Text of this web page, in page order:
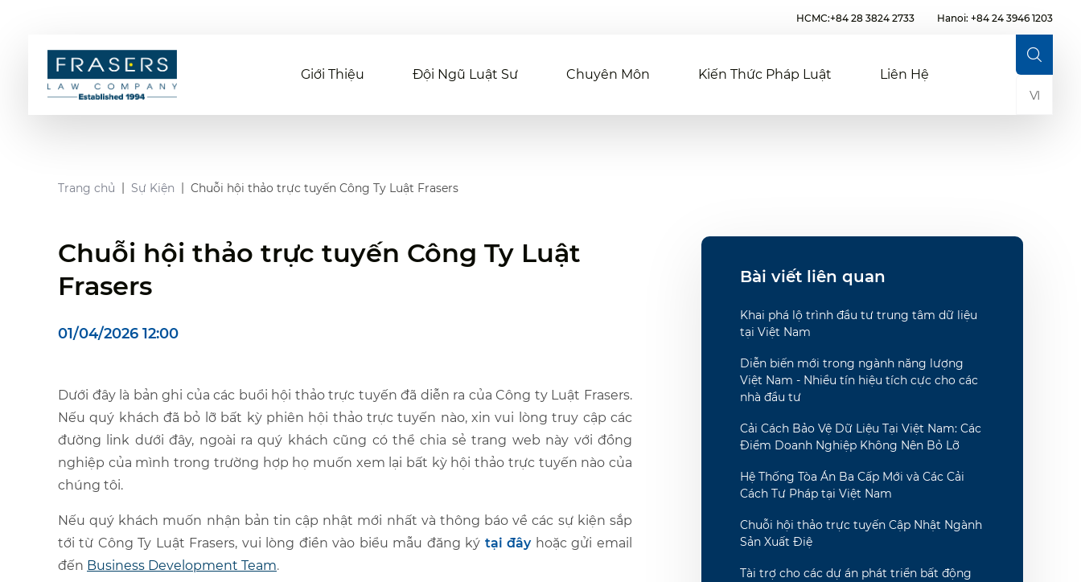
HCMC:+84 28 3824 2733 Hanoi: +84 24 3946 1203
Giới Thiệu Đội Ngũ Luật Sư Chuyên Môn Kiến Thức Pháp Luật
Liên Hệ
VI
Trang chủ Sự Kiện Chuỗi hội thảo trực tuyến Công Ty Luật Frasers
Chuỗi hội thảo trực tuyến Công Ty Luật
Frasers
01/04/2026 12:00
Dưới đây là bản ghi của các buổi hội thảo trực tuyến đã diễn ra của Công ty Luật Frasers.
Nếu quý khách đã bỏ lỡ bất kỳ phiên hội thảo trực tuyến nào, xin vui lòng truy cập các
đường link dưới đây, ngoài ra quý khách cũng có thể chia sẻ trang web này với đồng
nghiệp của mình trong trường hợp họ muốn xem lại bất kỳ hội thảo trực tuyến nào của
chúng tôi.
Nếu quý khách muốn nhận bản tin cập nhật mới nhất và thông báo về các sự kiện sắp
tới từ Công Ty Luật Frasers, vui lòng điền vào biểu mẫu đăng ký tại đây hoặcgửi email
đến Business Development Team.
Bài viết liên quan
Khai phá lộ trình đầu tư trung tâm dữ liệu
tại Việt Nam
Diễn biến mới trong ngành năng lượng
Việt Nam - Nhiều tín hiệu tích cực cho các
nhà đầu tư
Cải Cách Bảo Vệ Dữ Liệu Tại Việt Nam: Các
Điểm Doanh Nghiệp Không Nên Bỏ Lỡ
Hệ Thống Tòa Án Ba Cấp Mới và Các Cải
Cách Tư Pháp tại Việt Nam
Chuỗi hội thảo trực tuyến Cập Nhật Ngành
Sản Xuất Điệ
Tài trợ cho các dự án phát triển bất động